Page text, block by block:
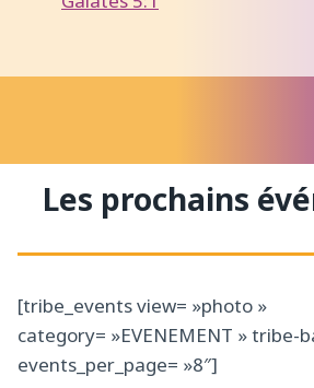
Les prochains
[tribe_events view= »photo »
category= »EVENEMENT » tribe-
events_per_page= »8″]